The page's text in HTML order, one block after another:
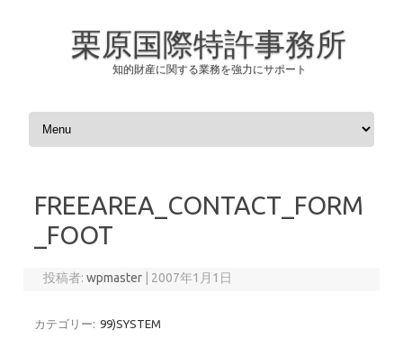
栗原国際特許事務所
知的財産に関する業務を強力にサポート
コンテンツへスキップ
FREEAREA_CONTACT_FORM
_FOOT
投稿者:wpmaster 2007年1月1日
カテゴリー: 99)SYSTEM